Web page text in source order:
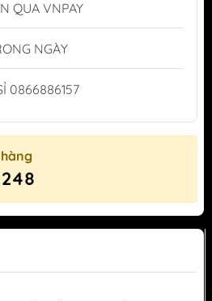
QUA VNPAY
NGÀY
0866886157
248